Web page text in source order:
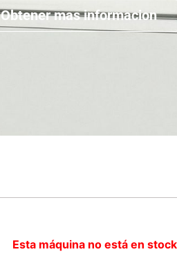
Obtener mas informacion
Esta máquina no está en